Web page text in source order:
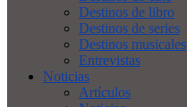
Destinos de libro
Destinos de series
Destinos musicales
Entrevistas
Noticias
Artículos